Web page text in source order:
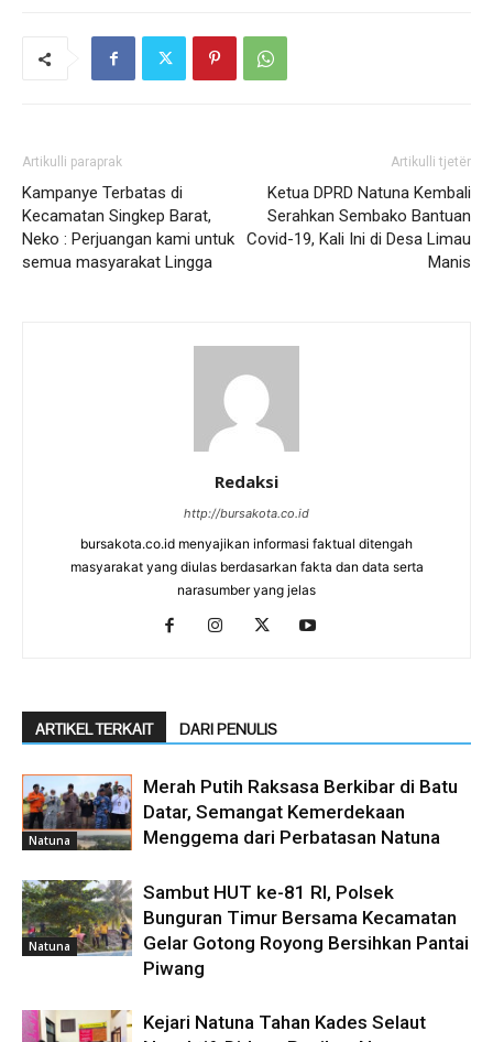
Artikulli paraprak
Kampanye Terbatas di
Kecamatan Singkep Barat,
Neko : Perjuangan kami untuk
semua masyarakat Lingga
Artikulli tjetër
Ketua DPRD Natuna Kembali
Serahkan Sembako Bantuan
Covid-19, Kali Ini di Desa Limau
Manis
Redaksi
http://bursakota.co.id
bursakota.co.id menyajikan informasi faktual ditengah
masyarakat yang diulas berdasarkan fakta dan data serta
narasumber yang jelas
ARTIKEL TERKAIT DARI PENULIS
Natuna
Merah Putih Raksasa Berkibar di Batu
Datar, Semangat Kemerdekaan
Menggema dari Perbatasan Natuna
Natuna
Sambut HUT ke-81 RI, Polsek
Bunguran Timur Bersama Kecamatan
Gelar Gotong Royong Bersihkan Pantai
Piwang
Kejari Natuna Tahan Kades Selaut